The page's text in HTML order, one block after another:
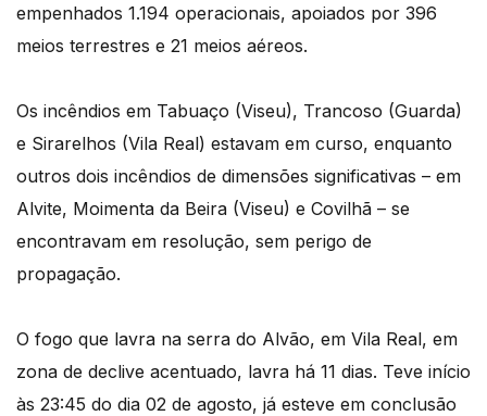
empenhados 1.194 operacionais, apoiados por 396
meios terrestres e 21 meios aéreos.
Os incêndios em Tabuaço (Viseu), Trancoso (Guarda)
e Sirarelhos (Vila Real) estavam em curso, enquanto
outros dois incêndios de dimensões significativas – em
Alvite, Moimenta da Beira (Viseu) e Covilhã – se
encontravam em resolução, sem perigo de
propagação.
O fogo que lavra na serra do Alvão, em Vila Real, em
zona de declive acentuado, lavra há 11 dias. Teve início
às 23:45 do dia 02 de agosto, já esteve em conclusão